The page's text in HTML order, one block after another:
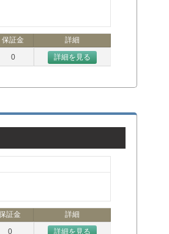
保証金 詳細
0 詳細を見る
証金 詳細
0 詳細を見る